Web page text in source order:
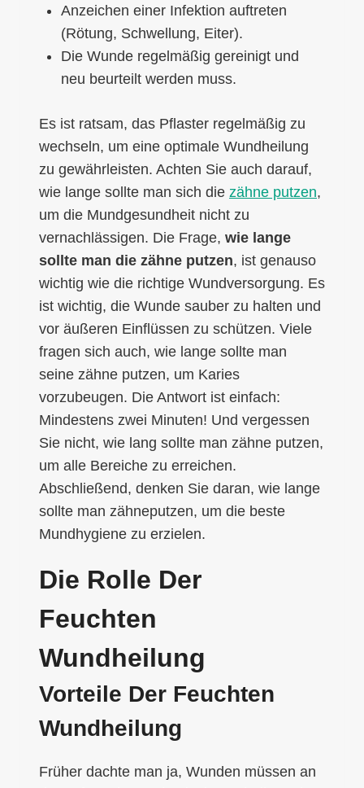
Anzeichen einer Infektion auftreten
(Rötung, Schwellung, Eiter).
Die Wunde regelmäßig gereinigt und
neu beurteilt werden muss.
Es ist ratsam, das Pflaster regelmäßig zu
wechseln, um eine optimale Wundheilung
zu gewährleisten. Achten Sie auch darauf,
wie lange sollte man sich die zähne putzen,
um die Mundgesundheit nicht zu
vernachlässigen. Die Frage, wie lange
sollte man die zähne putzen, ist genauso
wichtig wie die richtige Wundversorgung. Es
ist wichtig, die Wunde sauber zu halten und
vor äußeren Einflüssen zu schützen. Viele
fragen sich auch, wie lange sollte man
seine zähne putzen, um Karies
vorzubeugen. Die Antwort ist einfach:
Mindestens zwei Minuten! Und vergessen
Sie nicht, wie lang sollte man zähne putzen,
um alle Bereiche zu erreichen.
Abschließend, denken Sie daran, wie lange
sollte man zähneputzen, um die beste
Mundhygiene zu erzielen.
Die Rolle Der
Feuchten
Wundheilung
Vorteile Der Feuchten
Wundheilung
Früher dachte man ja, Wunden müssen an